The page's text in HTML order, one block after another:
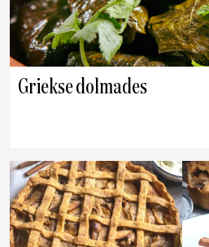
Griekse dolmades